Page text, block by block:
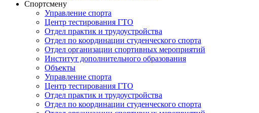
Спортсмену
Управление спорта
Центр тестирования ГТО
Отдел практик и трудоустройства
Отдел по координации студенческого спорта
Отдел организации спортивных мероприятий
Институт дополнительного образования
Объекты
Управление спорта
Центр тестирования ГТО
Отдел практик и трудоустройства
Отдел по координации студенческого спорта